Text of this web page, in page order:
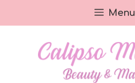
al
Menu